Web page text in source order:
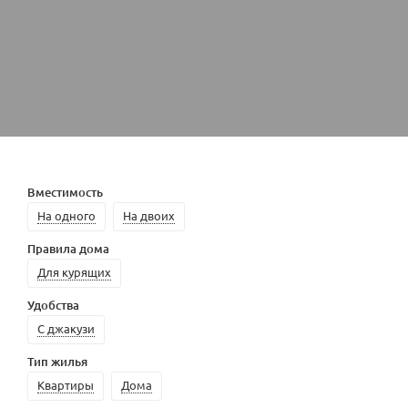
Вместимость
На одного На двоих
Правила дома
Для курящих
Удобства
С джакузи
Тип жилья
Квартиры Дома